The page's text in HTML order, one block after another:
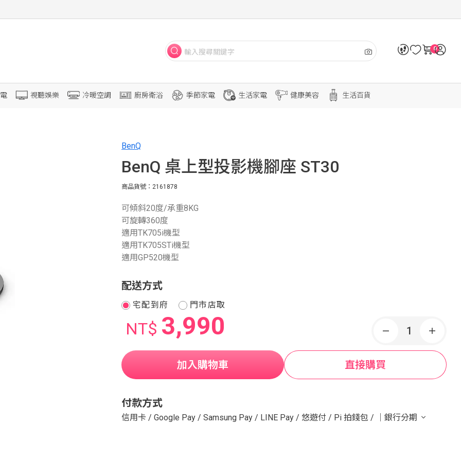
0
視聽娛樂 冷暖空調 廚房衛浴 季節家電 生活家電 健康美容 生活百貨
BenQ
BenQ 桌上型投影機腳座 ST30
商品貨號：2161878
可傾斜20度/承重8KG
可旋轉360度
適用TK705i機型
適用TK705STi機型
適用GP520機型
配送方式
宅配到府 門市店取
NT$ 3,990
加入購物車 直接購買
付款方式
信用卡 / Google Pay / Samsung Pay / LINE Pay / 悠遊付 / Pi 拍錢包 / ｜銀行分期